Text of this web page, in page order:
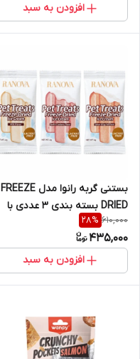
افزودن به سبد
بستنی گربه رانوا مدل FREEZE
DRIED بسته بندی ٣ عددی با
طعم های شیر بدون لاکتوز -
ماهی سالمون و زرده تخم مرغ -
گوشت و کرنبری
610,000
28%
435,000
افزودن به سبد